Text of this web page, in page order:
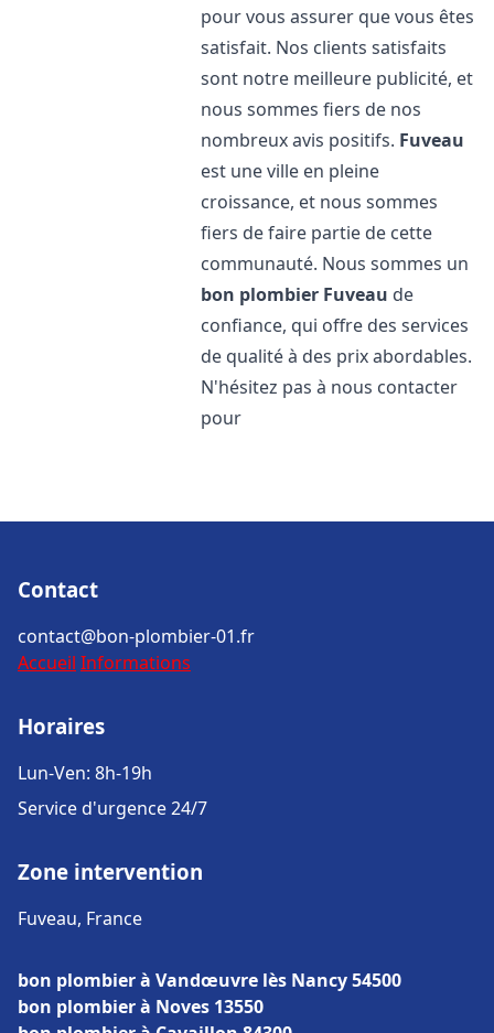
pour vous assurer que vous êtes
satisfait. Nos clients satisfaits
sont notre meilleure publicité, et
nous sommes fiers de nos
nombreux avis positifs. Fuveau
est une ville en pleine
croissance, et nous sommes
fiers de faire partie de cette
communauté. Nous sommes un
bon plombier Fuveau de
confiance, qui offre des services
de qualité à des prix abordables.
N'hésitez pas à nous contacter
pour
Contact
contact@bon-plombier-01.fr
Accueil Informations
Horaires
Lun-Ven: 8h-19h
Service d'urgence 24/7
Zone intervention
Fuveau, France
bon plombier à Vandœuvre lès Nancy 54500
bon plombier à Noves 13550